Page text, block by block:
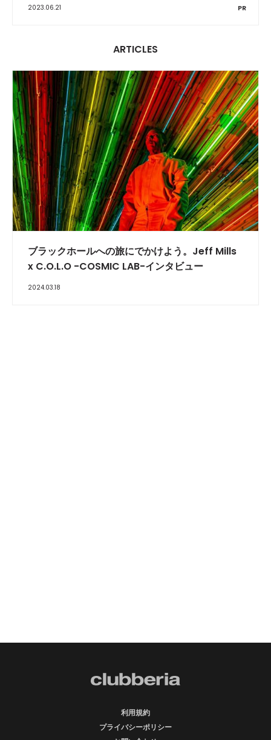
2023.06.21 PR
ARTICLES
INTERVIEW
ブラックホールへの旅にでかけよう。Jeff Mills
x C.O.L.O -COSMIC LAB-インタビュー
2024.03.18
利用規約
プライバシーポリシー